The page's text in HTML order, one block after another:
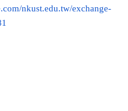
nkust.edu.tw/exchange-